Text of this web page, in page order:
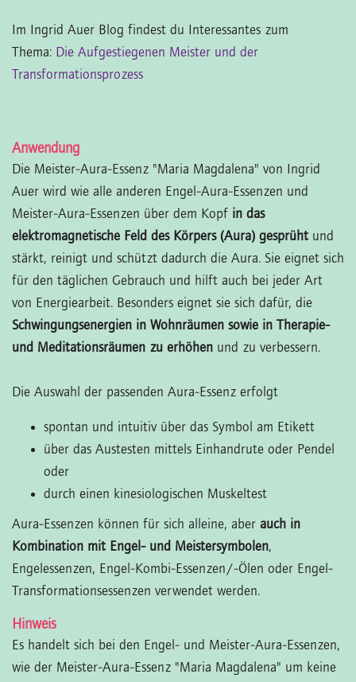
Im Ingrid Auer Blog findest du Interessantes zum
Thema: Die Aufgestiegenen Meister und der
Transformationsprozess
Anwendung
Die Meister-Aura-Essenz "Maria Magdalena" von Ingrid
Auer wird wie alle anderen Engel-Aura-Essenzen und
Meister-Aura-Essenzen über dem Kopf in das
elektromagnetische Feld des Körpers (Aura) gesprüht und
stärkt, reinigt und schützt dadurch die Aura. Sie eignet sich
für den täglichen Gebrauch und hilft auch bei jeder Art
von Energiearbeit. Besonders eignet sie sich dafür, die
Schwingungsenergien in Wohnräumen sowie in Therapie-
und Meditationsräumen zu erhöhen und zu verbessern.
Die Auswahl der passenden Aura-Essenz erfolgt
spontan und intuitiv über das Symbol am Etikett
über das Austesten mittels Einhandrute oder Pendel
oder
durch einen kinesiologischen Muskeltest
Aura-Essenzen können für sich alleine, aber auch in
Kombination mit Engel- und Meistersymbolen,
Engelessenzen, Engel-Kombi-Essenzen/-Ölen oder Engel-
Transformationsessenzen verwendet werden.
Hinweis
Es handelt sich bei den Engel- und Meister-Aura-Essenzen,
wie der Meister-Aura-Essenz "Maria Magdalena" um keine